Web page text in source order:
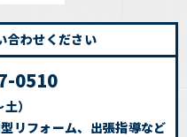
合わせください
0510
）
リフォーム、出張指導など